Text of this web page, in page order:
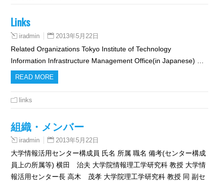
Links
iradmin 2013年5月22日
Related Organizations Tokyo Institute of Technology
Information Infrastructure Management Office(in Japanese) …
READ MORE
links
組織・メンバー
iradmin 2013年5月22日
大学情報活用センター構成員 氏名 所属 職名 備考(センター構成
員上の所属等) 横田 治夫 大学院情報理工学研究科 教授 大学情
報活用センター長 高木 茂孝 大学院理工学研究科 教授 同 副セ